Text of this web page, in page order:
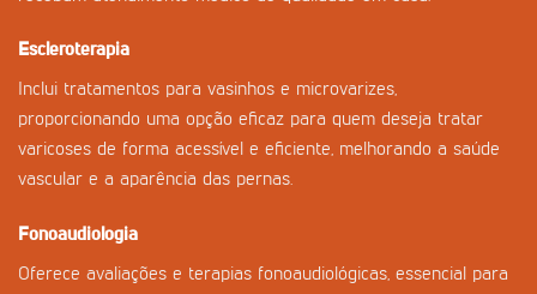
Escleroterapia
Inclui tratamentos para vasinhos e microvarizes,
proporcionando uma opção eficaz para quem deseja tratar
varicoses de forma acessível e eficiente, melhorando a saúde
vascular e a aparência das pernas.
Fonoaudiologia
Oferece avaliações e terapias fonoaudiológicas, essencial para